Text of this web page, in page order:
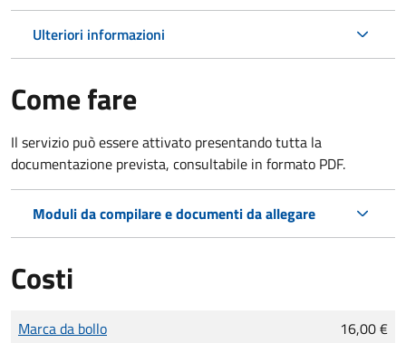
Ulteriori informazioni
Come fare
Il servizio può essere attivato presentando tutta la
documentazione prevista, consultabile in formato PDF.
Moduli da compilare e documenti da allegare
Costi
Tipo di pagamento
Importo
Marca da bollo 16,00 €